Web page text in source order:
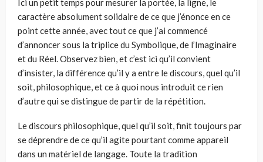
Ici un petit temps pour mesurer la portée, la ligne, le
caractère absolument solidaire de ce que j’énonce en ce
point cette année, avec tout ce que j’ai commencé
d’annoncer sous la triplice du Symbolique, de l’Imaginaire
et du Réel. Observez bien, et c’est ici qu’il convient
d’insister, la différence qu’il y a entre le discours, quel qu’il
soit, philosophique, et ce à quoi nous introduit ce rien
d’autre qui se distingue de partir de la répétition.
Le discours philosophique, quel qu’il soit, finit toujours par
se déprendre de ce qu’il agite pourtant comme appareil
dans un matériel de langage. Toute la tradition